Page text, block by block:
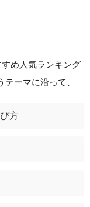
め人気ランキング
ーマに沿って、
方